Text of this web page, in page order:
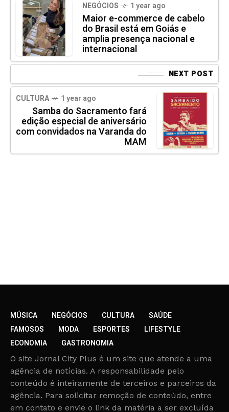
NEGÓCIOS 1 year ago
Maior e-commerce de cabelo
do Brasil está em Goiás e
amplia presença nacional e
internacional
NEXT POST
CULTURA 1 year ago
Samba do Sacramento fará
edição especial de aniversário
com convidados na Varanda do
MAM
MÚSICA NEGÓCIOS CULTURA
SAÚDE
FAMOSOS
MODA ESPORTES
LIFESTYLE
ECONOMIA
GASTRONOMIA
O site Jornal City Plus é um site que atende a uma
agência de notícias. A responsabilidade pelo
conteúdo é inteiramente de terceiros e parceiros da
agência. Para solicitar remoção de conteúdo, entre
em contato e envie o link da matéria a ser excluída